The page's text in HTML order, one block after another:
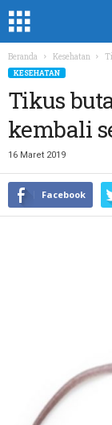
Beranda Kesehatan
KESEHATAN
Tikus
kembali
16 Maret 2019
Facebook